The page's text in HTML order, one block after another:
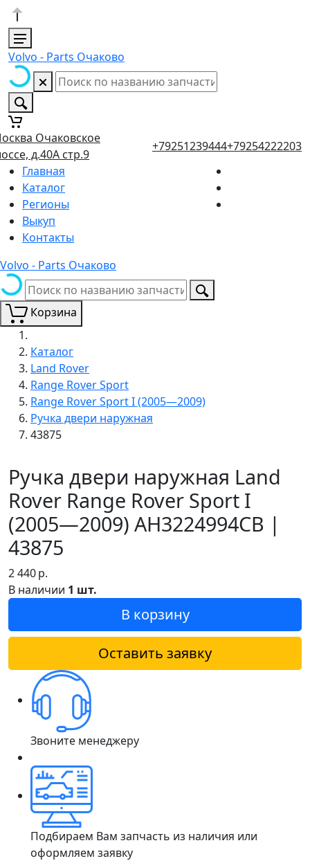
Volvo - Parts Очаково
Очаковское
д.40А стр.9
+79251239444+79254222203
Главная
Каталог
Регионы
Выкуп
Контакты
Volvo - Parts Очаково
Корзина
Каталог
Land Rover
Range Rover Sport
Range Rover Sport I (2005—2009)
Ручка двери наружная
43875
Ручка двери наружная Land
Rover Range Rover Sport I
(2005—2009) AH3224994CB |
43875
2 440р.
В наличии 1 шт.
В корзину
Оставить заявку
Звоните менеджеру
Подбираем Вам запчасть из наличия или
оформляем заявку